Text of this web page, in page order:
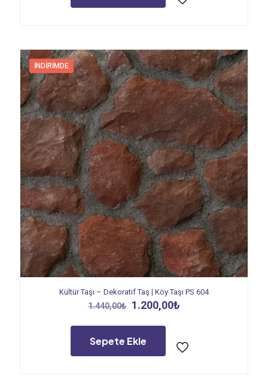
İNDIRIMDE
Kültür Taşı – Dekoratif Taş | Köy Taşı PS 604
1.440,00₺ Orijinal
1.440,00₺.
1.200,00₺
Sepete Ekle